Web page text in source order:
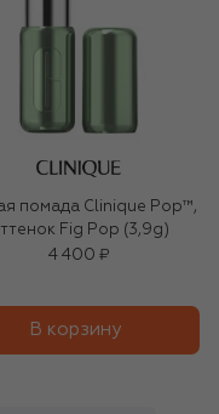
помада Clinique Pop™,
Fig Pop (3,9g)
4 400 ₽
В корзину